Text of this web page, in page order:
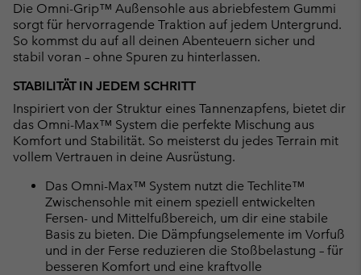
Die Omni-Grip™ Außensohle aus abriebfestem Gummi
sorgt für hervorragende Traktion auf jedem Untergrund.
So kommst du auf all deinen Abenteuern sicher und
stabil voran – ohne Spuren zu hinterlassen.
STABILITÄT IN JEDEM SCHRITT
Inspiriert von der Struktur eines Tannenzapfens, bietet dir
das Omni-Max™ System die perfekte Mischung aus
Komfort und Stabilität. So meisterst du jedes Terrain mit
vollem Vertrauen in deine Ausrüstung.
Das Omni-Max™ System nutzt die Techlite™
Zwischensohle mit einem speziell entwickelten
Fersen- und Mittelfußbereich, um dir eine stabile
Basis zu bieten. Die Dämpfungselemente im Vorfuß
und in der Ferse reduzieren die Stoßbelastung – für
besseren Komfort und eine kraftvolle